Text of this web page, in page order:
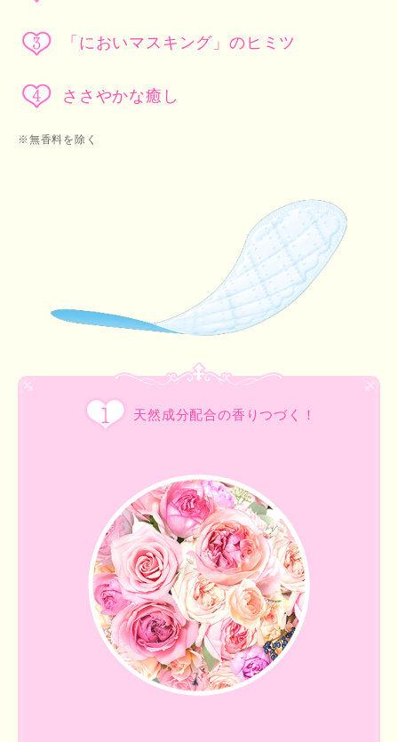
「においマスキング」のヒミツ
ささやかな癒し
※無香料を除く
天然成分配合の香りつづく！